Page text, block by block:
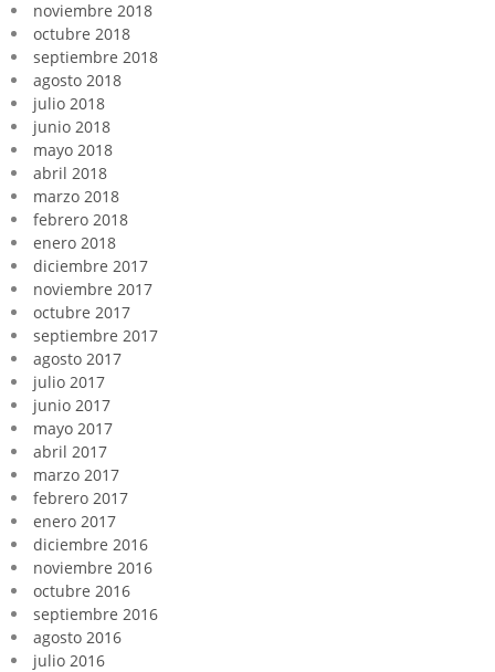
noviembre 2018
octubre 2018
septiembre 2018
agosto 2018
julio 2018
junio 2018
mayo 2018
abril 2018
marzo 2018
febrero 2018
enero 2018
diciembre 2017
noviembre 2017
octubre 2017
septiembre 2017
agosto 2017
julio 2017
junio 2017
mayo 2017
abril 2017
marzo 2017
febrero 2017
enero 2017
diciembre 2016
noviembre 2016
octubre 2016
septiembre 2016
agosto 2016
julio 2016